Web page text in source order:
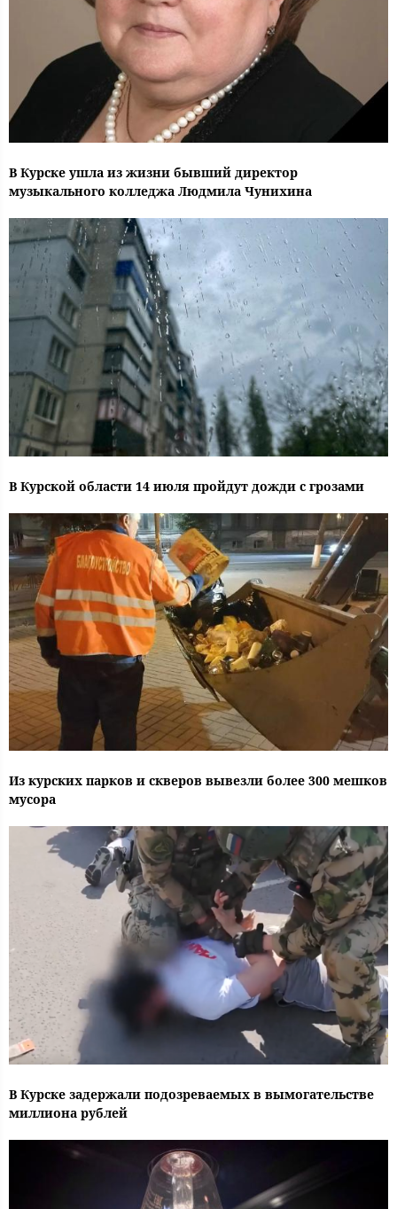
В Курске ушла из жизни бывший директор
музыкального колледжа Людмила Чунихина
В Курской области 14 июля пройдут дожди с грозами
Из курских парков и скверов вывезли более 300 мешков
мусора
В Курске задержали подозреваемых в вымогательстве
миллиона рублей